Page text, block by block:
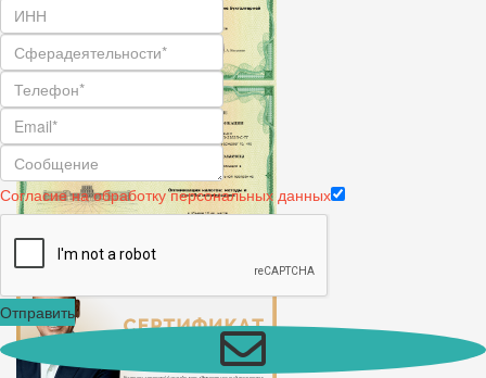
Согласие на обработку персональных данных
Отправить